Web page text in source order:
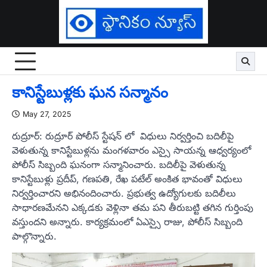
కానిస్టేబుళ్లకు ఘన సన్మానం
May 27, 2025
రుద్రూర్: రుద్రూర్ పోలీస్ స్టేషన్ లో విధులు నిర్వర్తించి బదిలీపై
వెళుతున్న కానిస్టేబుళ్లను మంగళవారం ఎస్సై సాయన్న ఆధ్వర్యంలో
పోలీస్ సిబ్బంది ఘనంగా సన్మానించారు. బదిలీపై వెళుతున్న
కానిస్టేబుళ్లు ప్రదీప్, గణపతి, రేఖ పటేల్ అంకిత భావంతో విధులు
నిర్వర్తించారని అభినందించారు. ప్రభుత్వ ఉద్యోగులకు బదిలీలు
సాధారణమేనని ఎక్కడకు వెళ్లినా తమ పని తీరుబట్టి తగిన గుర్తింపు
వస్తుందని అన్నారు. కార్యక్రమంలో ఏఎస్సై రాజు, పోలీస్ సిబ్బంది
పాల్గొన్నారు.